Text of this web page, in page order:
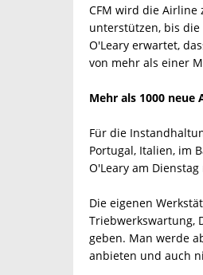
CFM wird die Airline
unterstützen, bis die
O'Leary erwartet,
von mehr als einer
Mehr als 1000 neue
Für die
Portugal, Italien, im
O'Leary am
Die eigenen
Triebwerkswartung,
geben. Man werde
anbieten und auch